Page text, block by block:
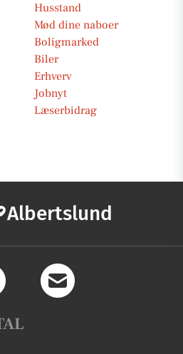
Husstand
Mød dine naboer
Boligmarked
Biler
Erhverv
Jobnyt
Læserbidrag
Albertslund